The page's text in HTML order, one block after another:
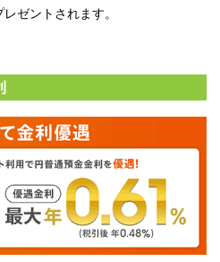
レゼントされます。